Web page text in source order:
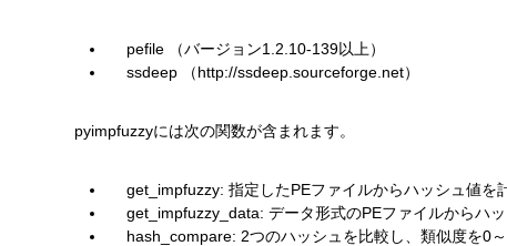
pefile （バージョン1.2.10-139以上）
ssdeep （http://ssdeep.sourceforge.net）
pyimpfuzzyには次の関数が含まれます。
get_impfuzzy: 指定したPEファイルからハッシュ値を
get_impfuzzy_data: データ形式のPEファイルからハ
hash_compare: 2つのハッシュを比較し、類似度を0